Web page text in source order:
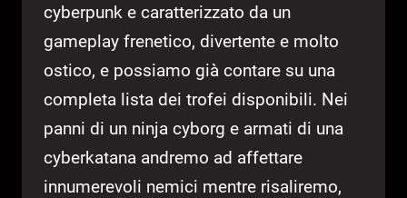
cyberpunk e caratterizzato da un
gameplay frenetico, divertente e molto
ostico, e possiamo già contare su una
completa lista dei trofei disponibili. Nei
panni di un ninja cyborg e armati di una
cyberkatana andremo ad affettare
innumerevoli nemici mentre risaliremo,